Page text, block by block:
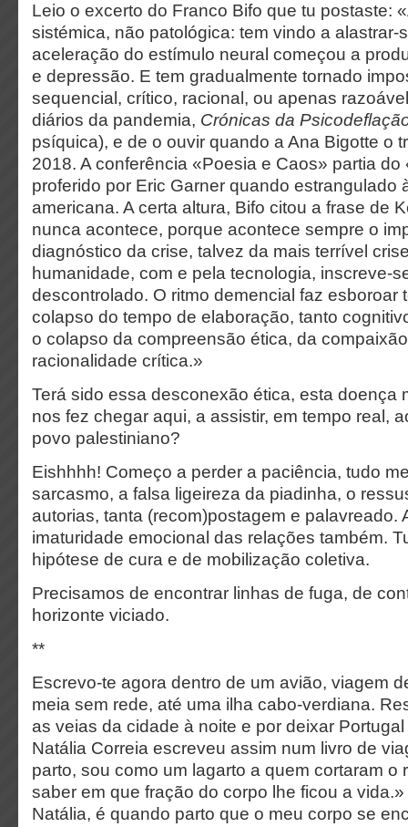
Leio o excerto do Franco Bifo que tu postaste:
sistémica, não patológica: tem vindo a alastrar-
aceleração do estímulo neural começou a
e depressão. E tem gradualmente tornado
sequencial, crítico, racional, ou apenas
diários da pandemia, Crónicas da
psíquica), e de o ouvir quando a Ana Bigotte o
2018. A conferência «Poesia e Caos» partia do
proferido por Eric Garner quando estrangulado
americana. A certa altura, Bifo citou a frase de
nunca acontece, porque acontece sempre o
diagnóstico da crise, talvez da mais terrível
humanidade, com e pela tecnologia, inscreve-
descontrolado. O ritmo demencial faz esboroar
colapso do tempo de elaboração, tanto
o colapso da compreensão ética, da
racionalidade crítica.»
Terá sido essa desconexão ética, esta doença
nos fez chegar aqui, a assistir, em tempo real,
povo palestiniano?
Eishhhh! Começo a perder a paciência, tudo
sarcasmo, a falsa ligeireza da piadinha, o
autorias, tanta (recom)postagem e palavreado.
imaturidade emocional das relações também.
hipótese de cura e de mobilização coletiva.
Precisamos de encontrar linhas de fuga, de
horizonte viciado.
**
Escrevo-te agora dentro de um avião, viagem
meia sem rede, até uma ilha cabo-verdiana.
as veias da cidade à noite e por deixar
Natália Correia escreveu assim num livro de
parto, sou como um lagarto a quem cortaram o
saber em que fração do corpo lhe ficou a
Natália, é quando parto que o meu corpo se